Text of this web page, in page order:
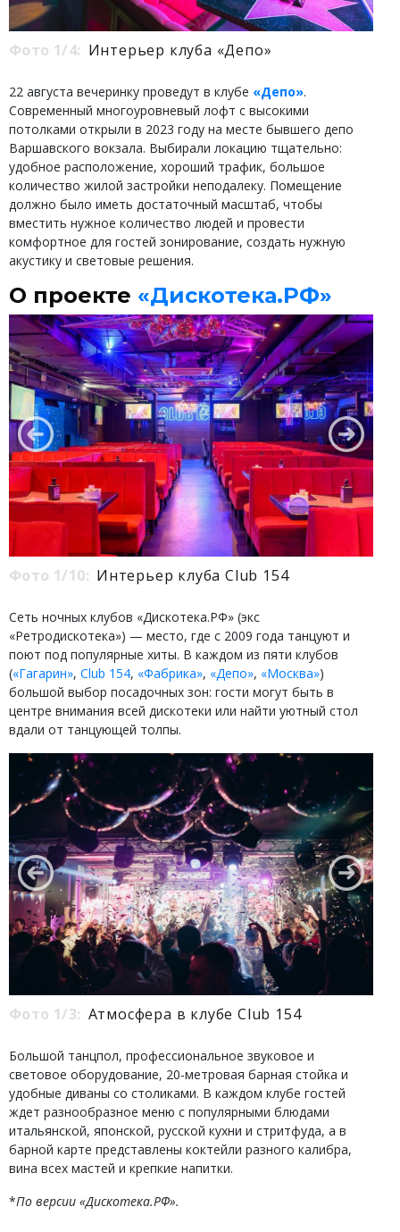
Фото 1/4: Интерьер клуба «Депо»
22 августа вечеринку проведут в клубе «Депо».
Современный многоуровневый лофт с высокими
потолками открыли в 2023 году на месте бывшего депо
Варшавского вокзала. Выбирали локацию тщательно:
удобное расположение, хороший трафик, большое
количество жилой застройки неподалеку. Помещение
должно было иметь достаточный масштаб, чтобы
вместить нужное количество людей и провести
комфортное для гостей зонирование, создать нужную
акустику и световые решения.
О проекте «Дискотека.РФ»
Фото 1/10: Интерьер клуба Club 154
Сеть ночных клубов «Дискотека.РФ» (экс
«Ретродискотека») — место, где с 2009 года танцуют и
поют под популярные хиты. В каждом из пяти клубов
(«Гагарин», Club 154, «Фабрика», «Депо», «Москва»)
большой выбор посадочных зон: гости могут быть в
центре внимания всей дискотеки или найти уютный стол
вдали от танцующей толпы.
Фото 1/3: Атмосфера в клубе Club 154
Большой танцпол, профессиональное звуковое и
световое оборудование, 20-метровая барная стойка и
удобные диваны со столиками. В каждом клубе гостей
ждет разнообразное меню с популярными блюдами
итальянской, японской, русской кухни и стритфуда, а в
барной карте представлены коктейли разного калибра,
вина всех мастей и крепкие напитки.
*По версии «Дискотека.РФ».